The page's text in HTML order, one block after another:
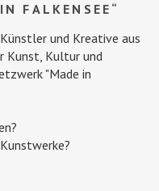
FALKENSEE“
und Kreative aus
Kunst, Kultur und
"Made in